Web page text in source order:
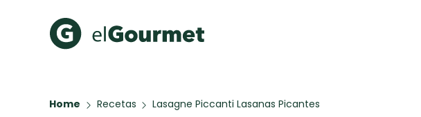
Home Recetas Lasagne Piccanti Lasanas Picantes